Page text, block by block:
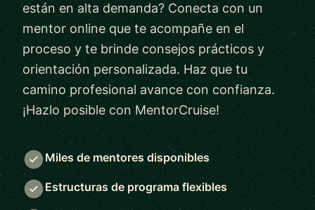
están en alta demanda? Conecta con un
mentor online que te acompañe en el
proceso y te brinde consejos prácticos y
orientación personalizada. Haz que tu
camino profesional avance con confianza.
¡Hazlo posible con MentorCruise!
Miles de mentores disponibles
Estructuras de programa flexibles